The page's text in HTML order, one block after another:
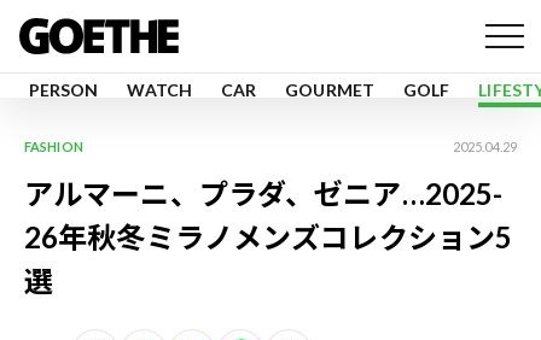
PERSON WATCH CAR GOURMET GOLF
FASHION 2025.04.29
アルマーニ、プラダ、ゼニア…2025-
26年秋冬ミラノメンズコレクション5
選